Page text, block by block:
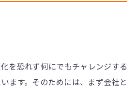
化を恐れず何にでもチャレンジする
ます。そのためには、まず会社と